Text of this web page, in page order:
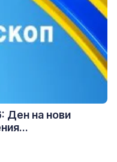
Ден на нови